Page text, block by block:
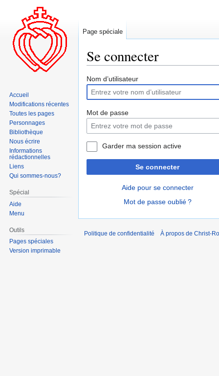
Se connecter
Aller
la
navigation
Aller
la
recherche
Nom d’utilisateur
Mot de passe
Garder ma session active
Se connecter
Aide pour se connecter
Mot de passe oublié ?
Page spéciale
Accueil
Modifications récentes
Toutes les pages
Personnages
Bibliothèque
Nous écrire
Informations
rédactionnelles
Liens
Qui sommes-nous?
Spécial
Aide
Menu
Outils
Pages spéciales
Version imprimable
Politique de confidentialité À propos de Christ-